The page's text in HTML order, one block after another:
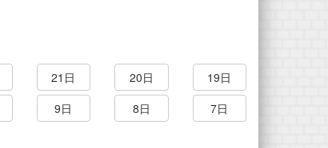
21日 20日
19日
9日 8日
7日